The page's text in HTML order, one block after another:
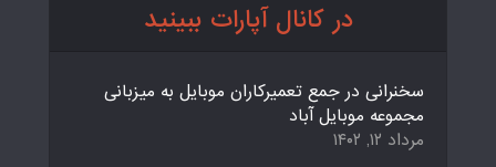
در کانال آپارات ببینید
سخنرانی در جمع تعمیرکاران موبایل به میزبانی
مجموعه موبایل آباد
مرداد ۱۲, ۱۴۰۲